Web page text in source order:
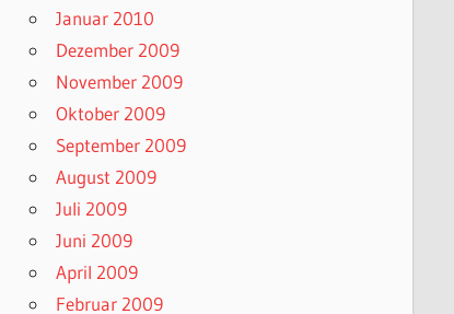
Januar 2010
Dezember 2009
November 2009
Oktober 2009
September 2009
August 2009
Juli 2009
Juni 2009
April 2009
Februar 2009